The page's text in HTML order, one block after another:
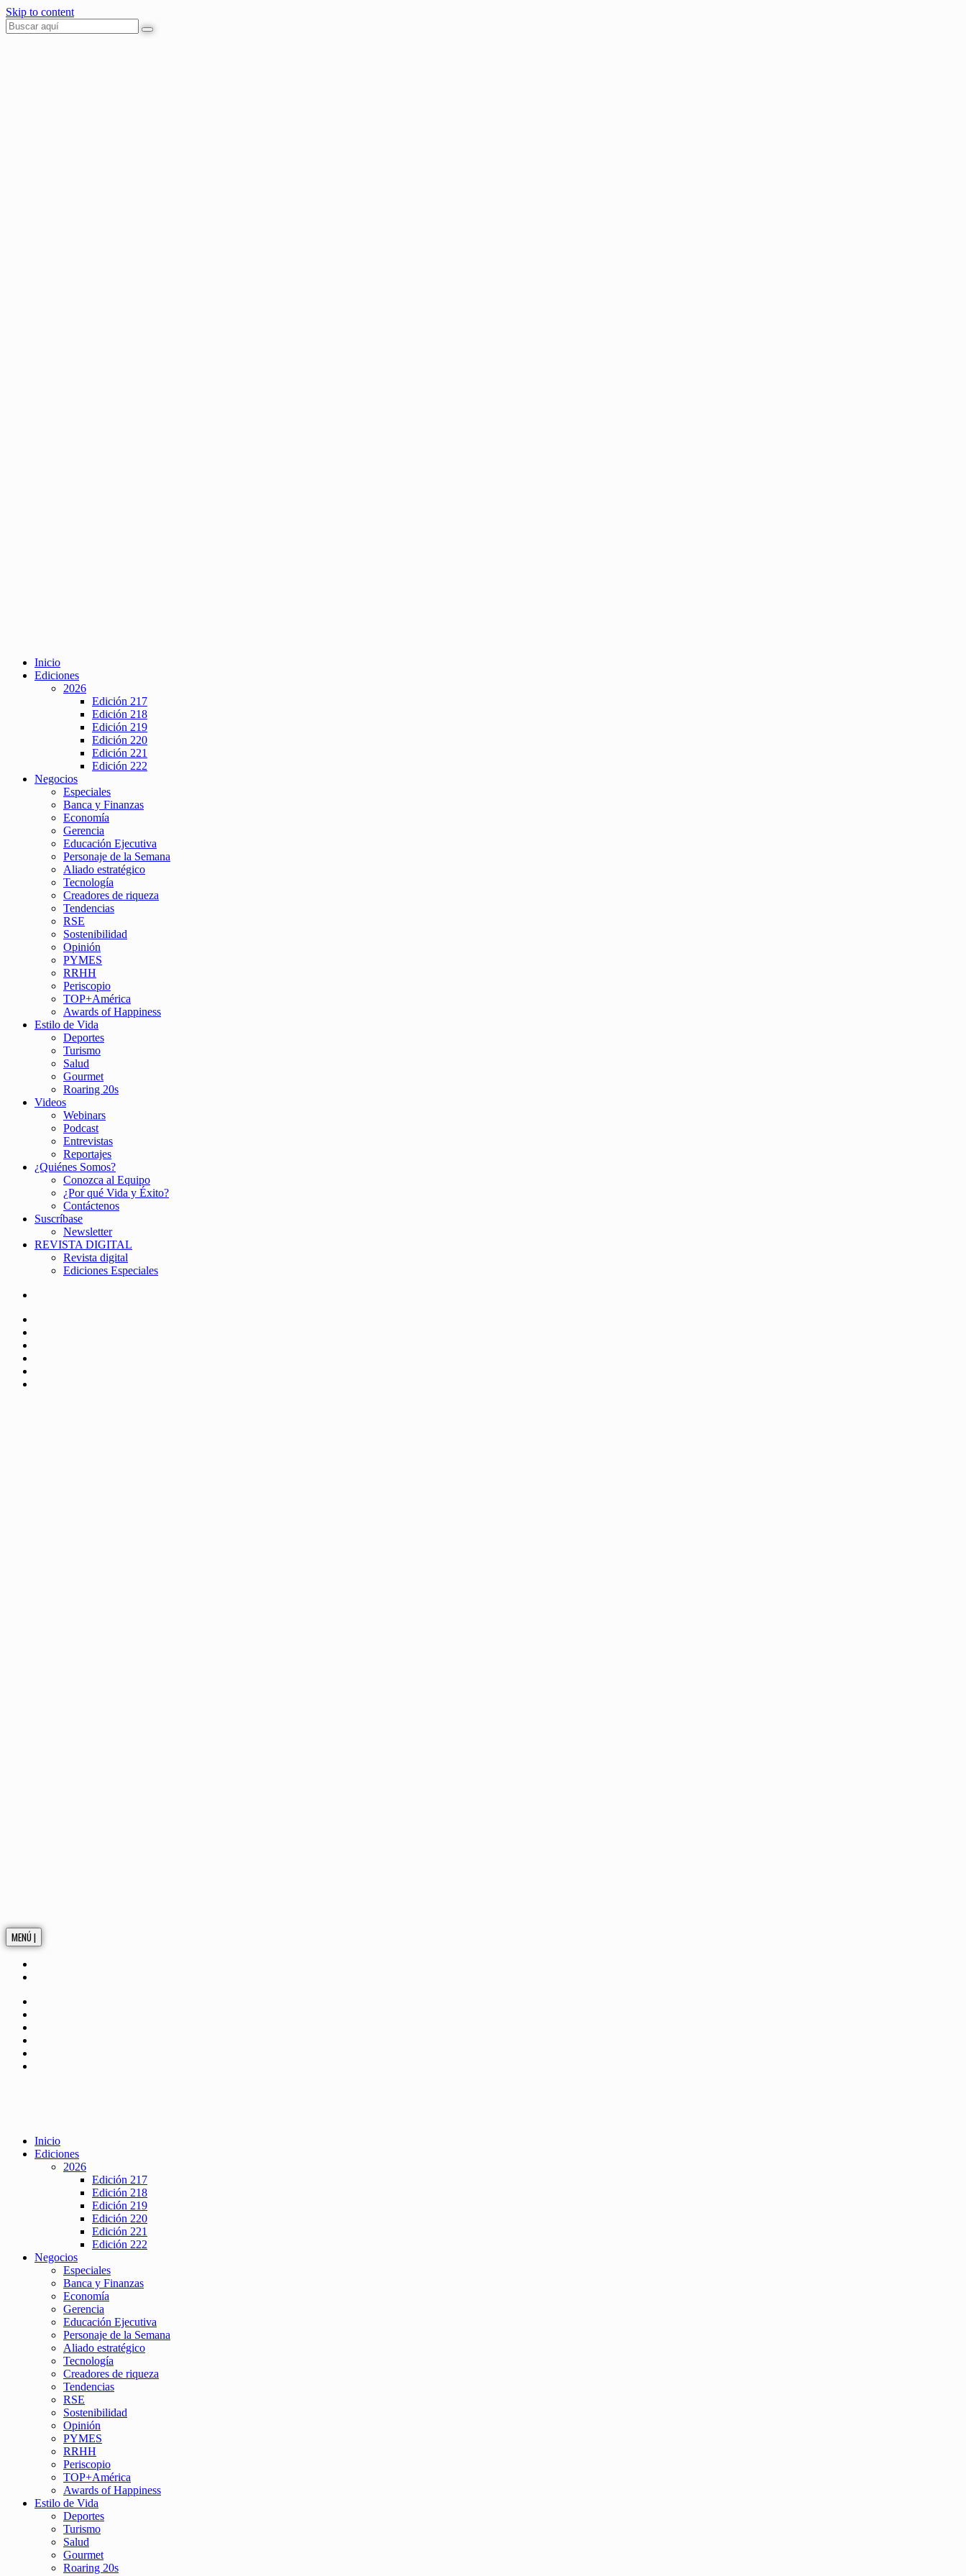
Skip to content
Inicio
Ediciones
2026
Edición 217
Edición 218
Edición 219
Edición 220
Edición 221
Edición 222
Negocios
Especiales
Banca y Finanzas
Economía
Gerencia
Educación Ejecutiva
Personaje de la Semana
Aliado estratégico
Tecnología
Creadores de riqueza
Tendencias
RSE
Sostenibilidad
Opinión
PYMES
RRHH
Periscopio
TOP+América
Awards of Happiness
Estilo de Vida
Deportes
Turismo
Salud
Gourmet
Roaring 20s
Videos
Webinars
Podcast
Entrevistas
Reportajes
¿Quiénes Somos?
Conozca al Equipo
¿Por qué Vida y Éxito?
Contáctenos
Suscríbase
Newsletter
REVISTA DIGITAL
Revista digital
Ediciones Especiales
MENÚ |
Inicio
Ediciones
2026
Edición 217
Edición 218
Edición 219
Edición 220
Edición 221
Edición 222
Negocios
Especiales
Banca y Finanzas
Economía
Gerencia
Educación Ejecutiva
Personaje de la Semana
Aliado estratégico
Tecnología
Creadores de riqueza
Tendencias
RSE
Sostenibilidad
Opinión
PYMES
RRHH
Periscopio
TOP+América
Awards of Happiness
Estilo de Vida
Deportes
Turismo
Salud
Gourmet
Roaring 20s